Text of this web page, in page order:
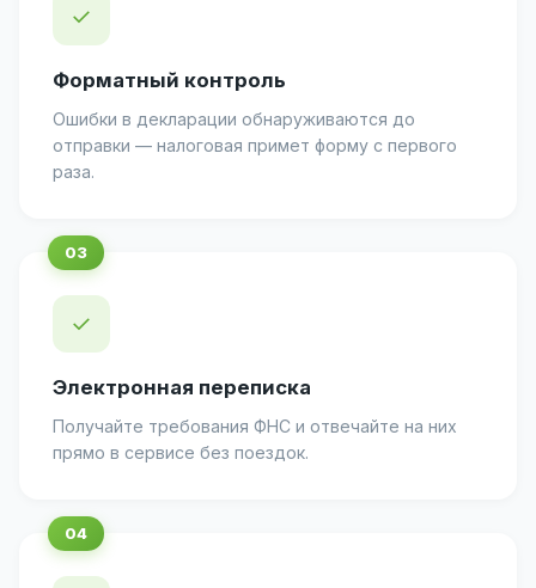
✓
Форматный контроль
Ошибки в декларации обнаруживаются до
отправки — налоговая примет форму с первого
раза.
✓
Электронная переписка
Получайте требования ФНС и отвечайте на них
прямо в сервисе без поездок.